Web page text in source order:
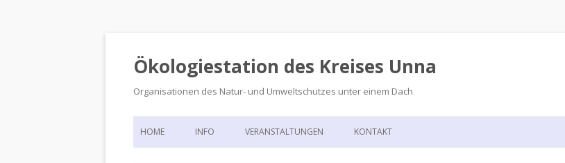
Ökologiestation des Kreises Unna
Organisationen des Natur- und Umweltschutzes unter einem Dach
Zum
HOME INFO VERANSTALTUNGEN KONTAKT